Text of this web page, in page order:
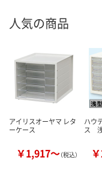
人気の商品
アイリスオーヤマ レタ
ーケース
￥1,917～（税込）
ハウ
ス